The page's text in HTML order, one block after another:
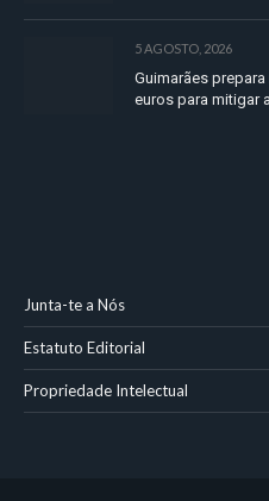
5 AGOSTO, 2026
Guimarães
euros para mitigar
Junta-te a Nós
Estatuto Editorial
Propriedade Intelectual